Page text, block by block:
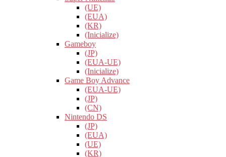
(UE)
(EUA)
(KR)
(Inicialize)
Gameboy
(JP)
(EUA-UE)
(Inicialize)
Game Boy Advance
(EUA-UE)
(JP)
(CN)
Nintendo DS
(JP)
(EUA)
(UE)
(KR)